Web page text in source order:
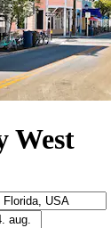
West